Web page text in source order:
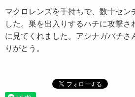
マクロレンズを手持ちで、数十セン
した。巣を出入りするハチに攻撃さ
に見てくれました。アシナガバチさ
りがとう。